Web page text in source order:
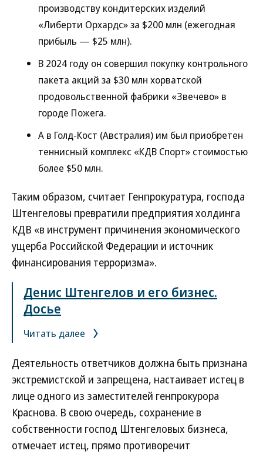
производству кондитерских изделий
«Либерти Орхардс» за $200 млн (ежегодная
прибыль — $25 млн).
В 2024 году он совершил покупку контрольного
пакета акций за $30 млн хорватской
продовольственной фабрики «Звечево» в
городе Пожега.
А в Голд-Кост (Австралия) им был приобретен
теннисный комплекс «КДВ Спорт» стоимостью
более $50 млн.
Таким образом, считает Генпрокуратура, господа
Штенгеловы превратили предприятия холдинга
КДВ «в инструмент причинения экономического
ущерба Российской Федерации и источник
финансирования терроризма».
Денис Штенгелов и его бизнес.
Досье
Читать далее
Деятельность ответчиков должна быть признана
экстремистской и запрещена, настаивает истец в
лице одного из заместителей генпрокурора
Краснова. В свою очередь, сохранение в
собственности господ Штенгеловых бизнеса,
отмечает истец, прямо противоречит